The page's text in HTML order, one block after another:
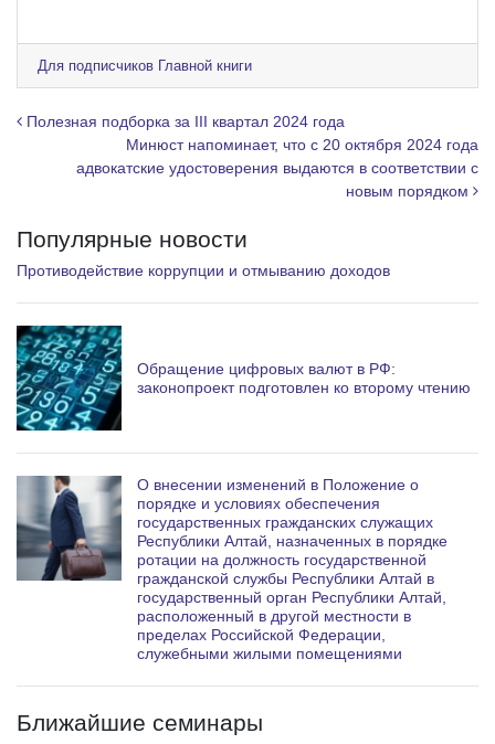
e
g
r
m
Для подписчиков Главной книги
Навигация по записям
Полезная подборка за III квартал 2024 года
Минюст напоминает, что с 20 октября 2024 года
адвокатские удостоверения выдаются в соответствии с
новым порядком
Популярные новости
Противодействие коррупции и отмыванию доходов
Обращение цифровых валют в РФ:
законопроект подготовлен ко второму чтению
О внесении изменений в Положение о
порядке и условиях обеспечения
государственных гражданских служащих
Республики Алтай, назначенных в порядке
ротации на должность государственной
гражданской службы Республики Алтай в
государственный орган Республики Алтай,
расположенный в другой местности в
пределах Российской Федерации,
служебными жилыми помещениями
Ближайшие семинары